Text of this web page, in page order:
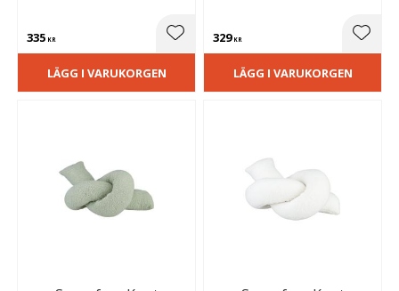
335 KR Lägg till i favoriter
LÄGG I VARUKORGEN
329KR
LÄGG I VARUKORGEN